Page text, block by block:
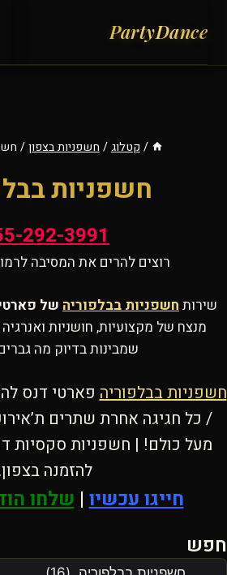
/ קטלוג / חשפניות בצפון /
חשפניות
292-3991
רוצים להרים את המסיבה
שירות חשפניות בבלפוריה של
מנצח של מקצועיות, חושניות
שמבינות בדיוק מה
חשפניות בבלפוריהפארטי דנס
/ כל חגיגה אחרת שתרים
מעל כולם! | חשפניות סקסיות
להזמנה בצפון.
חייגו עכשיו|שלחו
חפש